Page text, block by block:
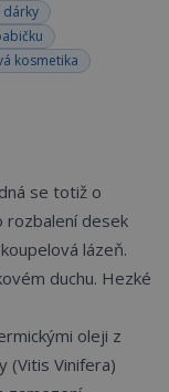
dárky
kosmetika
se totiž o
rozbalení desek
lázeň.
duchu. Hezké
oleji z
(Vitis Vinifera)